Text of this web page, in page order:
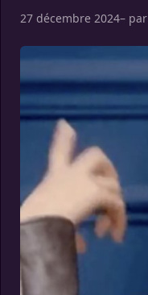
27 décembre 2024– par